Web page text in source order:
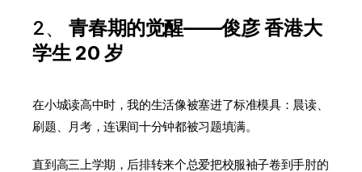
2、青春期的觉醒——俊彦 香港大
学生 20 岁
在小城读高中时，我的生活像被塞进了标准模具：晨读、
刷题、月考，连课间十分钟都被习题填满。
直到高三上学期，后排转来个总爱把校服袖子卷到手肘的